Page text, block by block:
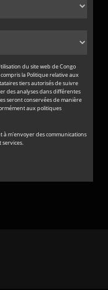
du site web de Congo
compris la Politique relative aux
tiers autorisés de suivre
des analyses dans différentes
seront conservées de manière
aux politiques
à m'envoyer des communications